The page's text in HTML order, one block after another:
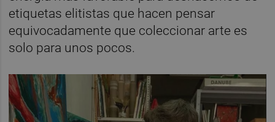
etiquetas elitistas que hacen pensar
equivocadamente que coleccionar arte es
solo para unos pocos.